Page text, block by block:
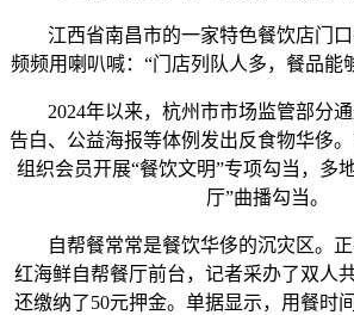
江西省南昌市的一家特色餐饮店门口
频频用喇叭喊：“门店列队人多，餐品能
2024年以来，杭州市市场监管部分通
告白、公益海报等体例发出反食物华侈
组织会员开展“餐饮文明”专项勾当，多
厅”曲播勾当。
自帮餐常常是餐饮华侈的沉灾区。正
红海鲜自帮餐厅前台，记者采办了双人
还缴纳了50元押金。单据显示，用餐时